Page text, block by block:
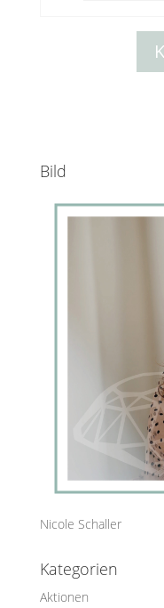
Bild
Nicole Schaller
Kategorien
Aktionen